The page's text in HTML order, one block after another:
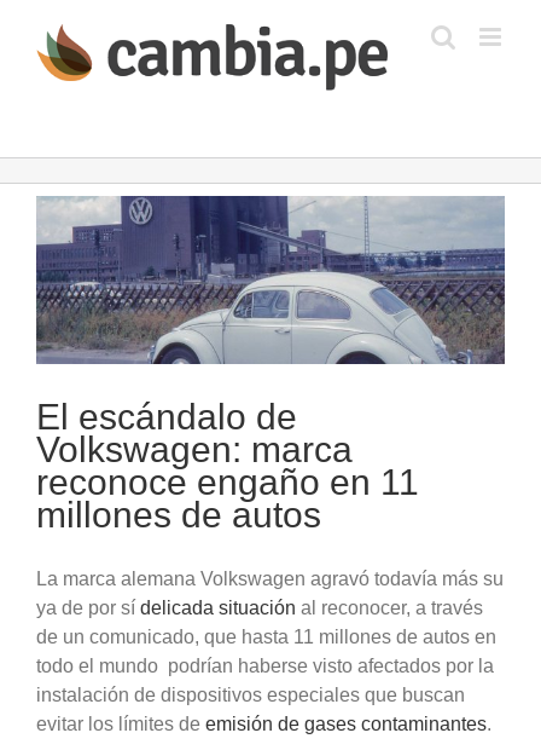
contenido
imagen
más
grande
El escándalo de
Volkswagen: marca
reconoce engaño en 11
millones de autos
La marca alemana Volkswagen agravó todavía más su
ya de por sí delicada situación al reconocer, a través
de un comunicado, que hasta 11 millones de autos en
todo el mundo podrían haberse visto afectados por la
instalación de dispositivos especiales que buscan
evitar los límites de emisión de gases contaminantes.